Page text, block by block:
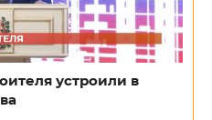
устроили в